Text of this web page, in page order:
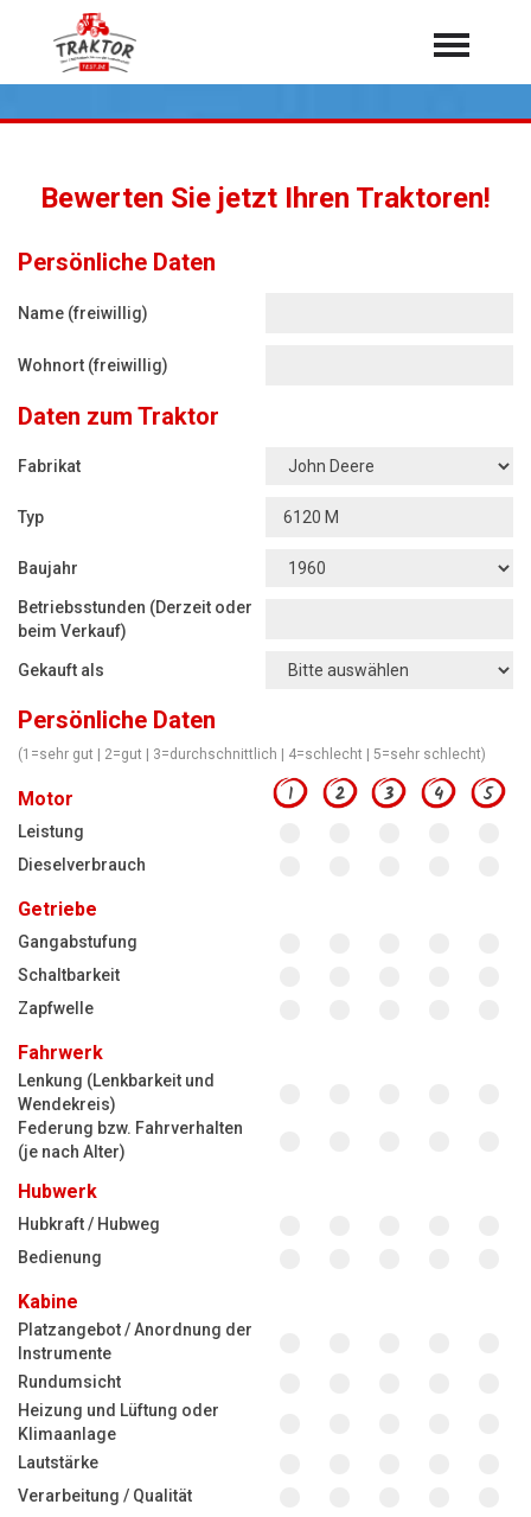
Home
Mähdrescher
Feldhäcksler
Radlader
Rasentraktoren
Jetzt Bewerten
Über 7.000 Testberichte
Bewerten Sie jetzt Ihren Traktoren!
Persönliche Daten
Name (freiwillig)
Wohnort (freiwillig)
Daten zum Traktor
Fabrikat
Typ
Baujahr
Betriebsstunden (Derzeit oder
beim Verkauf)
Gekauft als
Persönliche Daten
(1=sehr gut | 2=gut | 3=durchschnittlich | 4=schlecht | 5=sehr schlecht)
Motor 1 2 3 4 5
Leistung
Dieselverbrauch
Getriebe
Gangabstufung
Schaltbarkeit
Zapfwelle
Fahrwerk
Lenkung (Lenkbarkeit und
Wendekreis)
Federung bzw. Fahrverhalten
(je nach Alter)
Hubwerk
Hubkraft / Hubweg
Bedienung
Kabine
Platzangebot / Anordnung der
Instrumente
Rundumsicht
Heizung und Lüftung oder
Klimaanlage
Lautstärke
Verarbeitung / Qualität